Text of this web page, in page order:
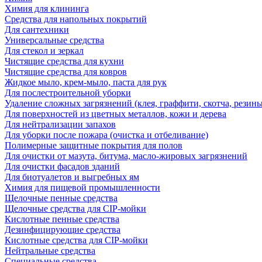
Химия для клининга
Средства для напольных покрытий
Для сантехники
Универсальные средства
Для стекол и зеркал
Чистящие средства для кухни
Чистящие средства для ковров
Жидкое мыло, крем-мыло, паста для рук
Для послестроительной уборки
Удаление сложных загрязнений (клея, граффити, скотча,
Для поверхностей из цветных металлов, кожи и дерева
Для нейтрализации запахов
Для уборки после пожара (очистка и отбеливание)
Полимерные защитные покрытия для полов
Для очистки от мазута, битума, масло-жировых загрязнений
Для очистки фасадов зданий
Для биотуалетов и выгребных ям
Химия для пищевой промышленности
Щелочные пенные средства
Щелочные средства для CIP-мойки
Кислотные пенные средства
Дезинфицирующие средства
Кислотные средства для CIP-мойки
Нейтральные средства